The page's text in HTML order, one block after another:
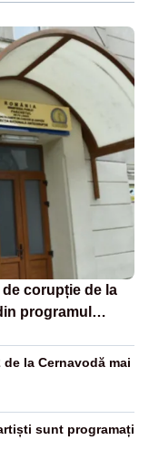
corupție de la
programul
la Cernavodă mai
sunt programați